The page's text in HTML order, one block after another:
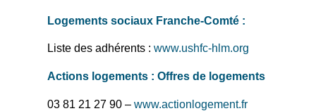
Logements sociaux Franche-Comté :
Liste des adhérents : www.ushfc-hlm.org
Actions logements : Offres de logements
03 81 21 27 90 – www.actionlogement.fr